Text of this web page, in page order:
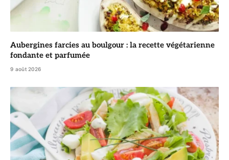
Aubergines farcies au boulgour : la recette végétarienne
fondante et parfumée
9 août 2026